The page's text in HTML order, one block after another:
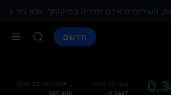
השירותים אינם זמינים במיקומך. אנא צור
ספוט חוזים עתידייםהירשם
ACE
SPCX
ACE
גבוה 24 שעות
0.3447
נפח 24 שעות (SHARE
342.40K